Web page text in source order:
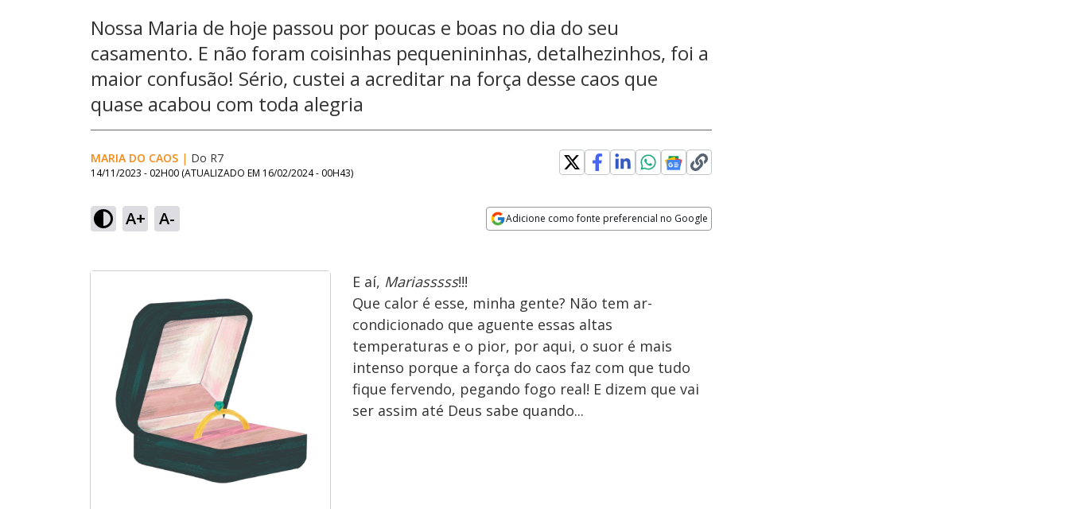
Nossa Maria de hoje passou por poucas e boas no dia do seu
casamento. E não foram coisinhas pequenininhas, detalhezinhos, foi a
maior confusão! Sério, custei a acreditar na força desse caos que
quase acabou com toda alegria
MARIA DO CAOS | Do R7
14/11/2023 - 02H00 (ATUALIZADO EM 16/02/2024 - 00H43)
A+ A- Adicione como fonte preferencial no Google
E aí, Mariasssss!!!
Que calor é esse, minha gente? Não tem ar-
condicionado que aguente essas altas
temperaturas e o pior, por aqui, o suor é mais
intenso porque a força do caos faz com que tudo
fique fervendo, pegando fogo real! E dizem que vai
ser assim até Deus sabe quando...